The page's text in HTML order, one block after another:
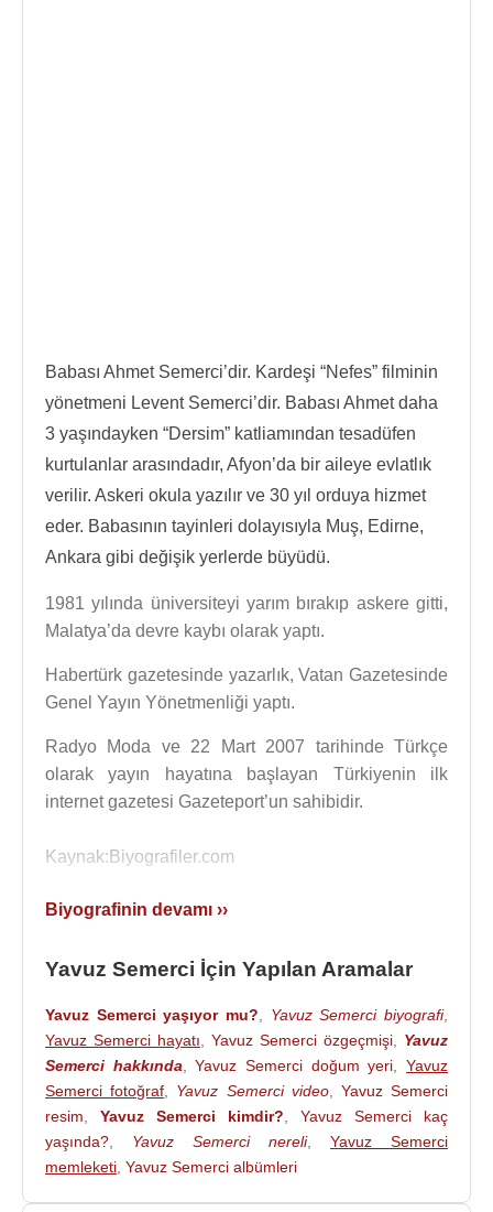
Babası Ahmet Semerci’dir. Kardeşi “Nefes” filminin
yönetmeni Levent Semerci’dir. Babası Ahmet daha
3 yaşındayken “Dersim” katliamından tesadüfen
kurtulanlar arasındadır, Afyon’da bir aileye evlatlık
verilir. Askeri okula yazılır ve 30 yıl orduya hizmet
eder. Babasının tayinleri dolayısıyla Muş, Edirne,
Ankara gibi değişik yerlerde büyüdü.
1981 yılında üniversiteyi yarım bırakıp askere gitti,
Malatya’da devre kaybı olarak yaptı.
Habertürk gazetesinde yazarlık, Vatan Gazetesinde
Genel Yayın Yönetmenliği yaptı.
Radyo Moda ve 22 Mart 2007 tarihinde Türkçe
olarak yayın hayatına başlayan Türkiyenin ilk
internet gazetesi Gazeteport’un sahibidir.
Kaynak:Biyografiler.com
Biyografinin devamı ››
Yavuz Semerci İçin Yapılan Aramalar
Yavuz Semerci yaşıyor mu? Yavuz Semerci biyografi,
Yavuz Semerci hayatı
Yavuz Semerci özgeçmişi
Yavuz
Semerci hakkında ,Yavuz Semerci doğum yeri ,Yavuz
Semerci fotoğraf
Yavuz Semerci video, Yavuz Semerci
resim
Yavuz Semerci kimdir?
Yavuz Semerci kaç
yaşında?
Yavuz Semerci nereli, Yavuz Semerci
memleketi Yavuz Semerci albümleri